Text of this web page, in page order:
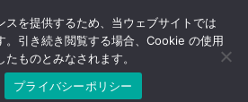
T
o
スを提供するため、当ウェブサイトでは
引き続き閲覧する場合、Cookie の使用
たものとみなされます。
プライバシーポリシー